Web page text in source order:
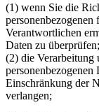
(1) wenn Sie die
personenbezogenen
Verantwortlichen
Daten zu überprüfen;
(2) die Verarbeitung
personenbezogenen
Einschränkung der
verlangen;